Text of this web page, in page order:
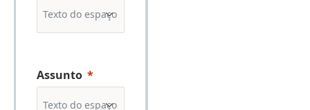
Assunto